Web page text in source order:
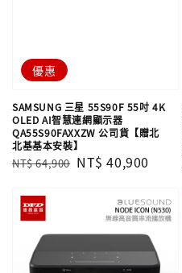
優惠
SAMSUNG 三星 55S90F 55吋 4K
OLED AI智慧連網顯示器
QA55S90FAXXZW 公司貨【贈北
北基基本安裝】
Regular
NT$ 64,900 Sale
NT$ 40,900